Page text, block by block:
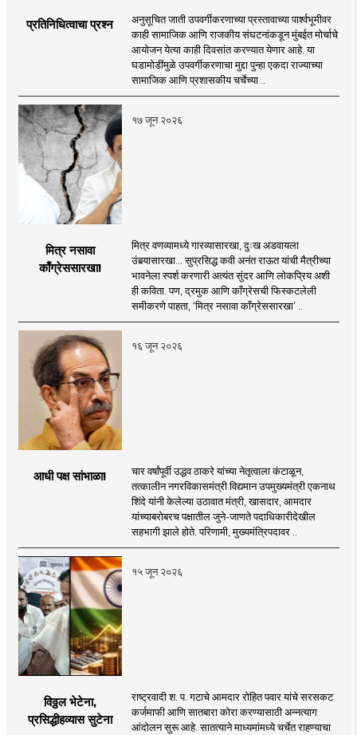
प्रतिनिधित्वाचा प्रश्न
अनुसूचित जाती उपवर्गीकरणाच्या प्रस्तावाच्या पार्श्वभूमीवर
काही सामाजिक आणि राजकीय संघटनांकडून मुंबईत मोर्चाचे
आयोजन येत्या काही दिवसांत करण्यात येणार आहे. या
घडामोडींमुळे उपवर्गीकरणाचा मुद्दा पुन्हा एकदा राज्याच्या
सामाजिक आणि प्रशासकीय चर्चेच्या ..
१७ जून २०२६
मित्र नसावा
काँग्रेससारखा!
मित्र वणव्यामध्ये गारव्यासारखा, दुःख अडवायला
उंबर्‍यासारखा... सुप्रसिद्ध कवी अनंत राऊत यांची मैत्रीच्या
भावनेला स्पर्श करणारी अत्यंत सुंदर आणि लोकप्रिय अशी
ही कविता. पण, द्रमुक आणि काँग्रेसची फिस्कटलेली
समीकरणे पाहता, ‘मित्र नसावा काँग्रेससारखा’ ..
१६ जून २०२६
आधी पक्ष सांभाळा!
चार वर्षांपूर्वी उद्धव ठाकरे यांच्या नेतृत्वाला कंटाळून,
तत्कालीन नगरविकासमंत्री विद्यमान उपमुख्यमंत्री एकनाथ
शिंदे यांनी केलेल्या उठावात मंत्री, खासदार, आमदार
यांच्याबरोबरच पक्षातील जुने-जाणते पदाधिकारीदेखील
सहभागी झाले होते. परिणामी, मुख्यमंत्रिपदावर ..
१५ जून २०२६
विठ्ठल भेटेना,
प्रसिद्धीहव्यास सुटेना
राष्ट्रवादी श. प. गटाचे आमदार रोहित पवार यांचे सरसकट
कर्जमाफी आणि सातबारा कोरा करण्यासाठी अन्नत्याग
आंदोलन सुरू आहे. सातत्याने माध्यमांमध्ये चर्चेत राहण्याचा